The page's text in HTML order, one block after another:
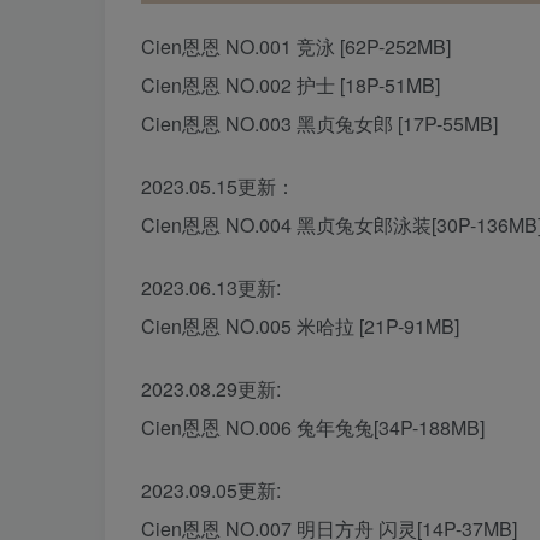
Cien恩恩 NO.001 竞泳 [62P-252MB]
Cien恩恩 NO.002 护士 [18P-51MB]
Cien恩恩 NO.003 黑贞兔女郎 [17P-55MB]
2023.05.15更新：
Cien恩恩 NO.004 黑贞兔女郎泳装[30P-
2023.06.13更新:
Cien恩恩 NO.005 米哈拉 [21P-91MB]
2023.08.29更新:
Cien恩恩 NO.006 兔年兔兔[34P-188MB]
2023.09.05更新:
Cien恩恩 NO.007 明日方舟 闪灵[14P-37MB]